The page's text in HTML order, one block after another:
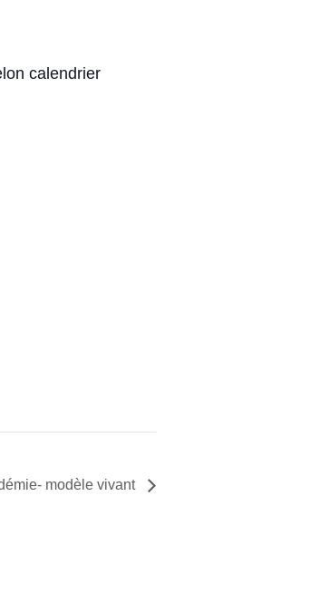
calendrier
modèle vivant